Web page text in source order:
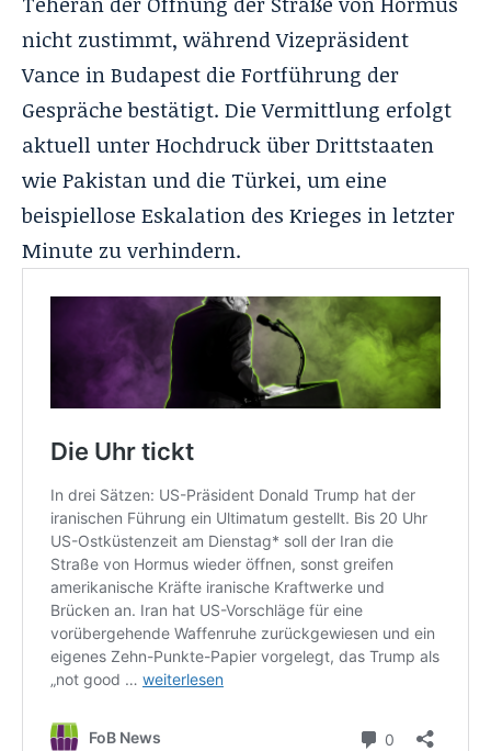
nicht zustimmt, während Vizepräsident
Vance in Budapest die Fortführung der
Gespräche bestätigt. Die Vermittlung erfolgt
aktuell unter Hochdruck über Drittstaaten
wie Pakistan und die Türkei, um eine
beispiellose Eskalation des Krieges in letzter
Minute zu verhindern.